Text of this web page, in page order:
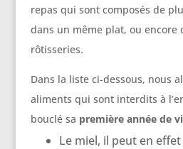
repas qui sont composés de
dans un même plat, ou encore
rôtisseries.
Dans la liste ci-dessous, nous
aliments qui sont interdits à
bouclé sa première année de
Le miel, il peut en